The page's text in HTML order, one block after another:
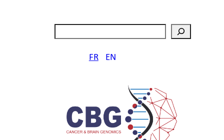
FR EN